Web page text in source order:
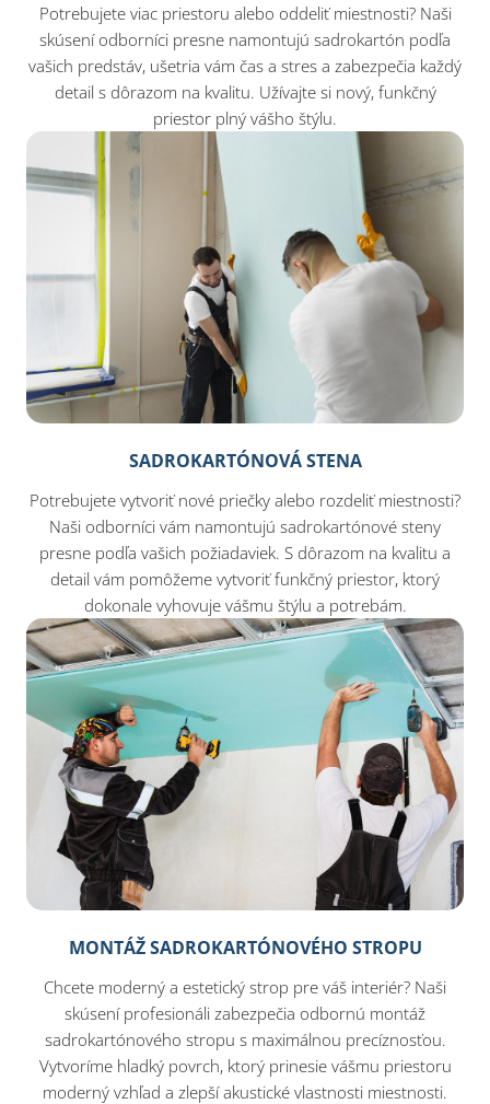
Potrebujete viac priestoru alebo oddeliť miestnosti? Naši
skúsení odborníci presne namontujú sadrokartón podľa
vašich predstáv, ušetria vám čas a stres a zabezpečia každý
detail s dôrazom na kvalitu. Užívajte si nový, funkčný
priestor plný vášho štýlu.
SADROKARTÓNOVÁ STENA
Potrebujete vytvoriť nové priečky alebo rozdeliť miestnosti?
Naši odborníci vám namontujú sadrokartónové steny
presne podľa vašich požiadaviek. S dôrazom na kvalitu a
detail vám pomôžeme vytvoriť funkčný priestor, ktorý
dokonale vyhovuje vášmu štýlu a potrebám.
MONTÁŽ SADROKARTÓNOVÉHO STROPU
Chcete moderný a estetický strop pre váš interiér? Naši
skúsení profesionáli zabezpečia odbornú montáž
sadrokartónového stropu s maximálnou precíznosťou.
Vytvoríme hladký povrch, ktorý prinesie vášmu priestoru
moderný vzhľad a zlepší akustické vlastnosti miestnosti.